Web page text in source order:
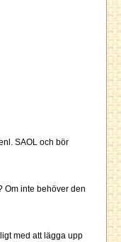
SAOL och bör
Om inte behöver den
med att lägga upp